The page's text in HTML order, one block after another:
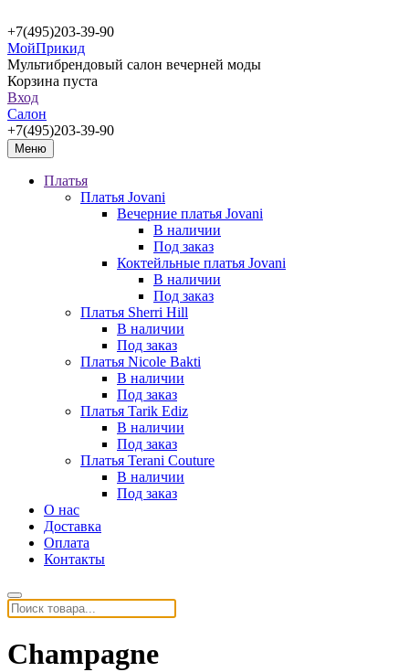
+7(495)203-39-90
МойПрикид
Мультибрендовый салон вечерней моды
Корзина пуста
Вход
Салон
+7(495)203-39-90
Меню
Платья
Платья Jovani
Вечерние платья Jovani
В наличии
Под заказ
Коктейльные платья Jovani
В наличии
Под заказ
Платья Sherri Hill
В наличии
Под заказ
Платья Nicole Bakti
В наличии
Под заказ
Платья Tarik Ediz
В наличии
Под заказ
Платья Terani Couture
В наличии
Под заказ
О нас
Доставка
Оплата
Контакты
Champagne